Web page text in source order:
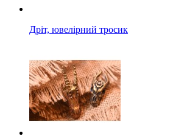
Дріт, ювелірний тросик